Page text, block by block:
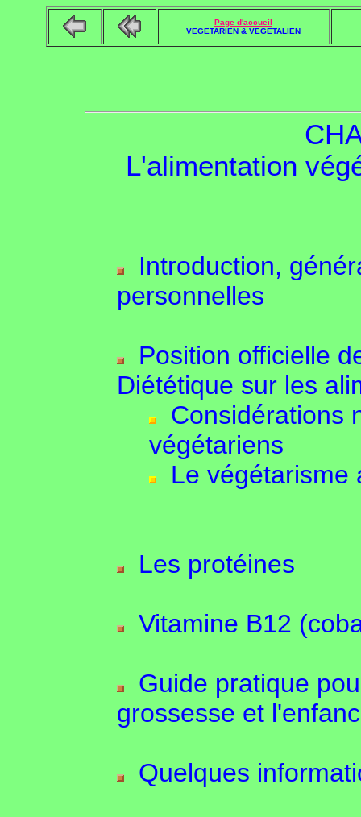
Page d'accueil
VEGETARIEN & VEGETALIEN
L'alimentation
Introduction,
personnelles
Position officielle
Diététique sur les
Considérations
végétariens
Le végétarisme
Les protéines
Vitamine B12
Guide pratique
grossesse et
Quelques